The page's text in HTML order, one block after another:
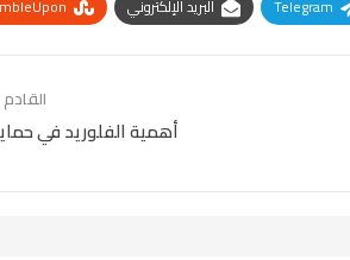
Telegram البريد الإلكتروني
أهمية الفلوريد في